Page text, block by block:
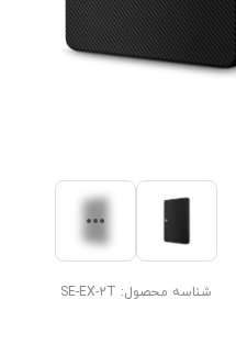
شناسه محصول: SE-EX-2T